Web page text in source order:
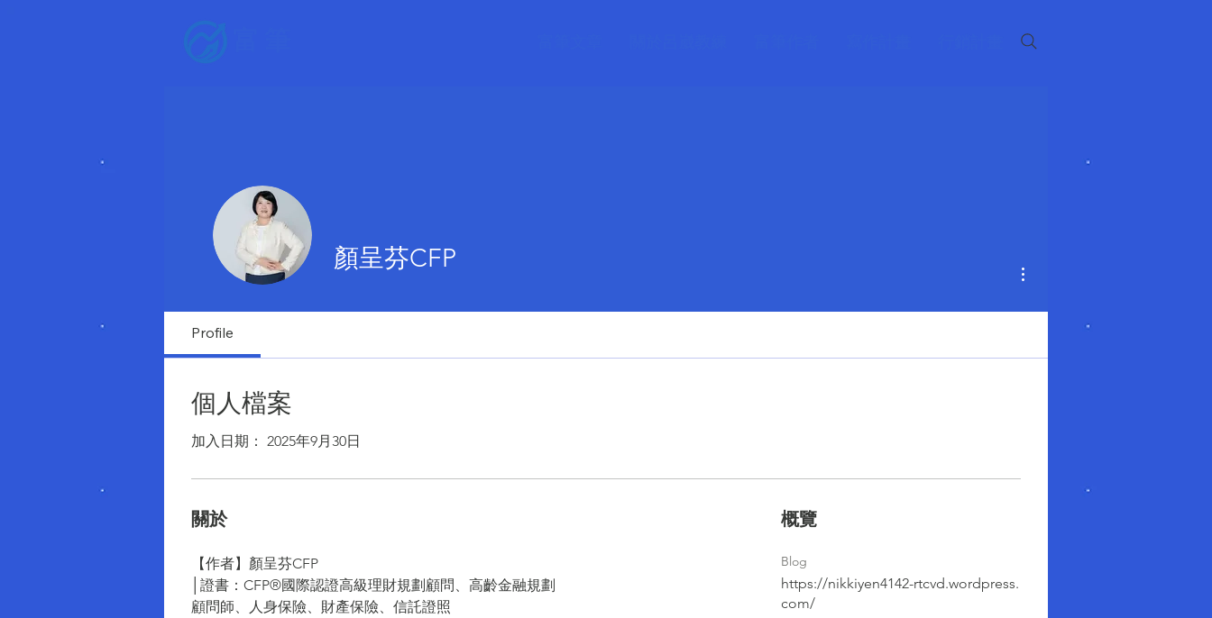
顏呈芬CFP
Profile
個人檔案
加入日期： 2025年9月30日
關於
【作者】顏呈芬CFP
│證書：CFP®國際認證高級理財規劃顧問、高齡金融規劃
顧問師、人身保險、財產保險、信託證照
概覽
Blog
https://nikkiyen4142-rtcvd.wordpress.
com/